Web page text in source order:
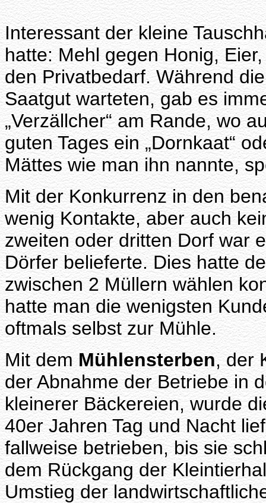
Interessant der kleine
hatte: Mehl gegen Honig,
den Privatbedarf. Während
Saatgut warteten, gab es
„Verzällcher“ am Rande, wo
guten Tages ein „Dornkaat“
Mättes wie man ihn nannte,
Mit der Konkurrenz in den
wenig Kontakte, aber auch
zweiten oder dritten Dorf war
Dörfer belieferte. Dies hatte
zwischen 2 Müllern wählen
hatte man die wenigsten
oftmals selbst zur Mühle.
Mit dem Mühlensterben, der
der Abnahme der Betriebe in
kleinerer Bäckereien, wurde
40er Jahren Tag und Nacht
fallweise betrieben, bis sie
dem Rückgang der
Umstieg der